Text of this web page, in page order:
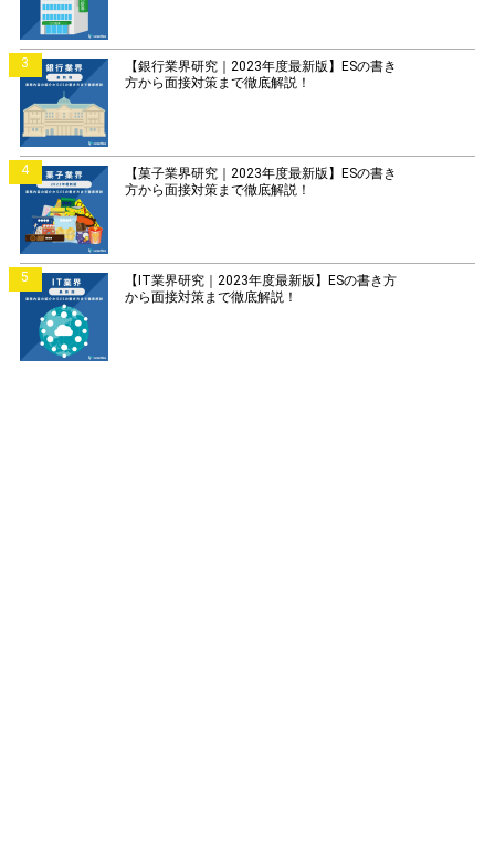
3
【銀行業界研究｜2023年度最新版】ESの書き
方から面接対策まで徹底解説！
4
【菓子業界研究｜2023年度最新版】ESの書き
方から面接対策まで徹底解説！
5
【IT業界研究｜2023年度最新版】ESの書き方
から面接対策まで徹底解説！